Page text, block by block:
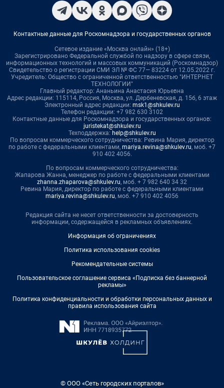
Контактные данные для Роскомнадзора и государственных органов
Сетевое издание «Москва онлайн» (18+)
Зарегистрировано Федеральной службой по надзору в сфере связи,
информационных технологий и массовых коммуникаций (Роскомнадзор)
Свидетельство о регистрации СМИ ЭЛ № ФС 77— 83224 от 12.05.2022 г.
Учредитель: Общество с ограниченной ответственностью "ИНТЕРНЕТ
ТЕХНОЛОГИИ"
Главный редактор: Ананьина Анастасия Юрьевна
Адрес редакции: 115114, Россия, Москва, ул. Дербеневская, д. 15б, 6 этаж
Электронный адрес редакции: msk1@shkulev.ru
Телефон редакции: +7 982 630 3102
Контактные данные для Роскомнадзора и государственных органов:
juristekat@shkulev.ru
Техподдержка: help@shkulev.ru
По вопросам коммерческого сотрудничества: Ревина Мария, директор
по работе с федеральными клиентами, mariya.revina@shkulev.ru, моб. +7
910 402 4056.
По вопросам коммерческого сотрудничества:
Жапарова Жанна, менеджер по работе с федеральными клиентами
zhanna.zhaparova@shkulev.ru, моб. + 7 982 640 34 32
Ревина Мария, директор по работе с федеральными клиентами
mariya.revina@shkulev.ru, моб. +7 910 402 4056
Редакция сайта не несет ответственности за достоверность
информации, содержащейся в рекламных объявлениях.
Информация об ограничениях
Политика использования cookies
Рекомендательные системы
Пользовательское соглашение сервиса «Подписка без баннерной
рекламы»
Политика конфиденциальности и обработки персональных данных и
правила использования сайта
© ООО «Сеть городских порталов»